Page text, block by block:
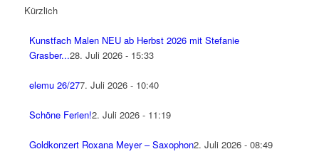
Kürzlich
Kunstfach Malen NEU ab Herbst 2026 mit Stefanie
Grasber...28. Juli 2026 - 15:33
elemu 26/277. Juli 2026 - 10:40
Schöne Ferien!2. Juli 2026 - 11:19
Goldkonzert Roxana Meyer – Saxophon2. Juli 2026 - 08:49